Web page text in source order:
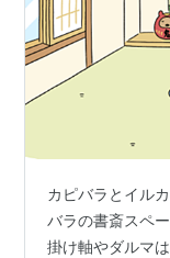
カピバラとイル
バラの書斎スペ
掛け軸やダルマ